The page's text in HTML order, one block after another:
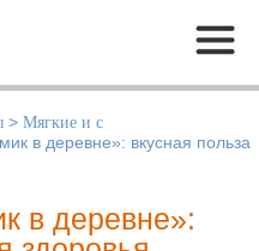
Меню
> Мягкие и с
в деревне»: вкусная польза
в деревне»: